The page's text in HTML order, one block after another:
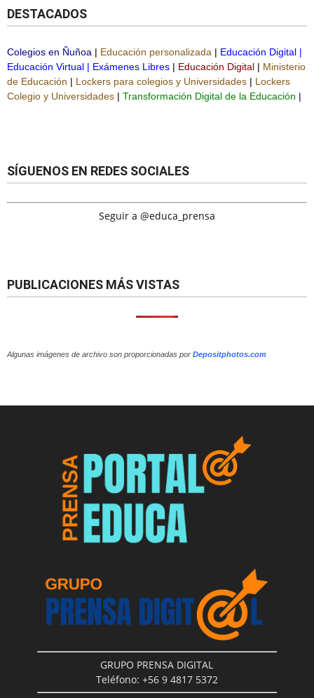
DESTACADOS
Colegios en Ñuñoa | Educación personalizada | Educación Digital |
Educación Virtual | Exámenes Libres | Educación Digital | Ministerio
de Educación | Lockers para colegios y Universidades | Lockers
Colegio y Universidades | Transformación Digital de la Educación |
SÍGUENOS EN REDES SOCIALES
Seguir a @educa_prensa
PUBLICACIONES MÁS VISTAS
Algunas imágenes de archivo son proporcionadas por Depositphotos.com
GRUPO PRENSA DIGITAL
Teléfono: +56 9 4817 5372